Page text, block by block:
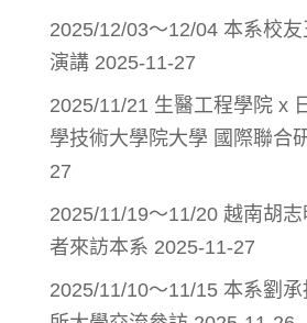
2025/12/03～12/04 本系校
演講 2025-11-27
2025/11/21 生醫工程學院 x
學技術大學院大學 國際聯合
27
2025/11/19～11/20 越南胡
者來訪本系 2025-11-27
2025/11/10～11/15 本系劉